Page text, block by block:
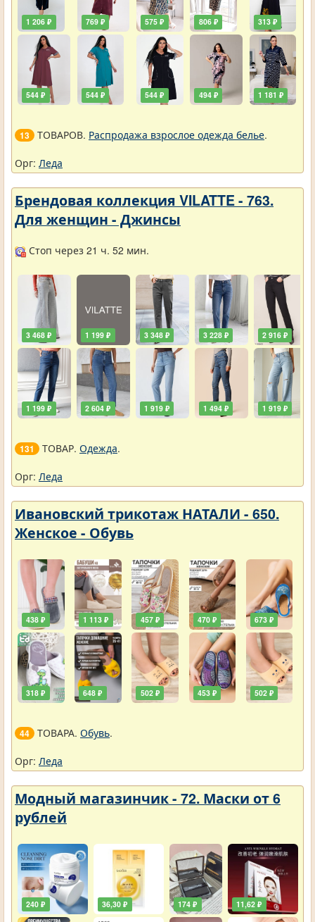
1 206 ₽
544 ₽
769 ₽
544 ₽
575 ₽
544 ₽
806 ₽
494 ₽
313 ₽
1 181 ₽
13 ТОВАРОВ. Распродажа взрослое одежда белье.
Орг: Леда
Брендовая коллекция VILATTE - 763.
Для женщин - Джинсы
Стоп через 21 ч. 52 мин.
3 468 ₽
1 199 ₽
1 199 ₽
2 604 ₽
3 348 ₽
1 919 ₽
3 228 ₽
1 494 ₽
2 916 ₽
1 919 ₽
131 ТОВАР. Одежда.
Орг: Леда
Ивановский трикотаж НАТАЛИ - 650.
Женское - Обувь
438 ₽
318 ₽
1 113 ₽
648 ₽
457 ₽
502 ₽
470 ₽
453 ₽
673 ₽
502 ₽
44 ТОВАРА. Обувь.
Орг: Леда
Модный магазинчик - 72. Маски от 6
рублей
240 ₽ 36,30 ₽ 174 ₽ 11,62 ₽